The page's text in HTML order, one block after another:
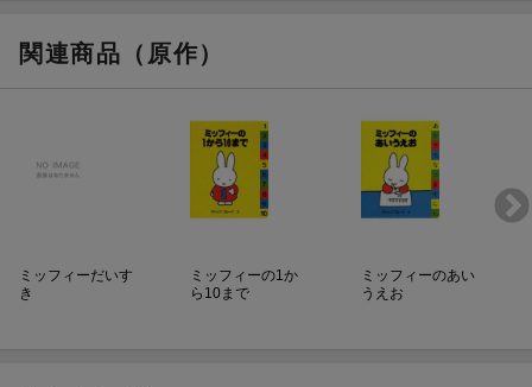
関連商品（原作）
ミッフィーだいす
き
ミッフィーの1か
ら10まで
ミッフィーのあい
うえお